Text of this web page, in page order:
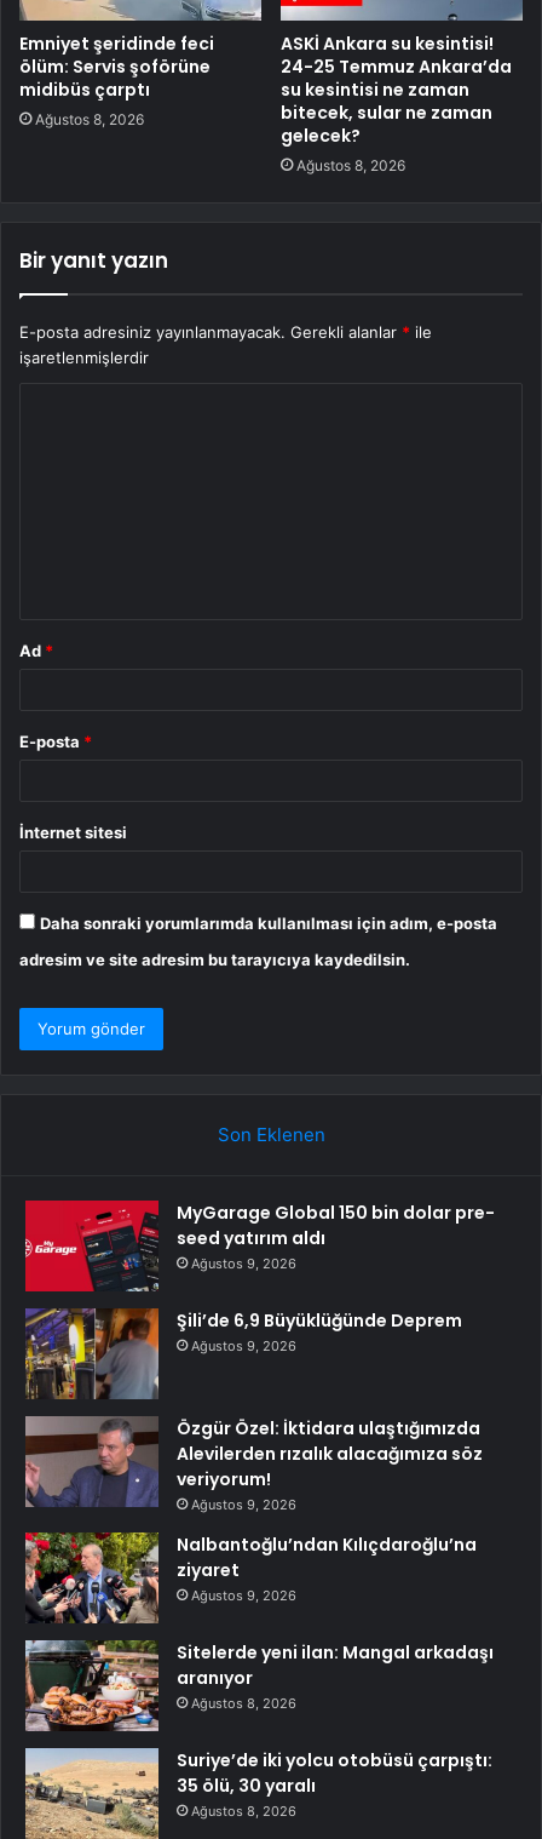
Emniyet şeridinde feci
ölüm: Servis şoförüne
midibüs çarptı
Ağustos 8, 2026
ASKİ Ankara su kesintisi!
24-25 Temmuz Ankara’da
su kesintisi ne zaman
bitecek, sular ne zaman
gelecek?
Ağustos 8, 2026
Bir yanıt yazın
E-posta adresiniz yayınlanmayacak. Gerekli alanlar * ile
işaretlenmişlerdir
Ad *
E-posta *
İnternet sitesi
Daha sonraki yorumlarımda kullanılması için adım, e-posta
adresim ve site adresim bu tarayıcıya kaydedilsin.
Son Eklenen
MyGarage Global 150 bin dolar pre-
seed yatırım aldı
Ağustos 9, 2026
Şili’de 6,9 Büyüklüğünde Deprem
Ağustos 9, 2026
Özgür Özel: İktidara ulaştığımızda
Alevilerden rızalık alacağımıza söz
veriyorum!
Ağustos 9, 2026
Nalbantoğlu’ndan Kılıçdaroğlu’na
ziyaret
Ağustos 9, 2026
Sitelerde yeni ilan: Mangal arkadaşı
aranıyor
Ağustos 8, 2026
Suriye’de iki yolcu otobüsü çarpıştı:
35 ölü, 30 yaralı
Ağustos 8, 2026